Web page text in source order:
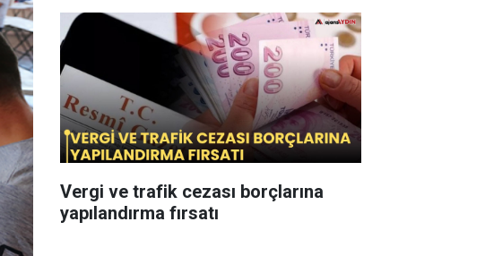
Vergi ve trafik cezası borçlarına
yapılandırma fırsatı